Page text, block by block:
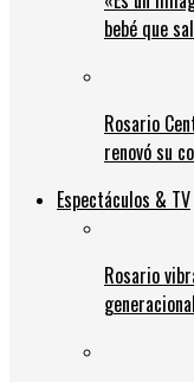
bebé que
Rosario
renovó su
Espectáculos & TV
Rosario